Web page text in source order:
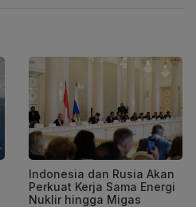
Indonesia dan Rusia Akan
Perkuat Kerja Sama Energi
Nuklir hingga Migas